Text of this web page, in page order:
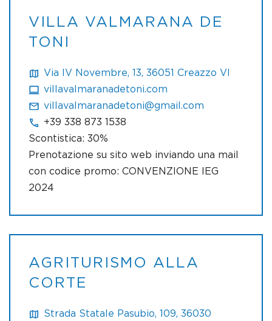
VILLA VALMARANA DE
TONI
Via IV Novembre, 13, 36051 Creazzo VI
villavalmaranadetoni.com
villavalmaranadetoni@gmail.com
+39 338 873 1538
Scontistica: 30%
Prenotazione su sito web inviando una mail
con codice promo: CONVENZIONE IEG
2024
AGRITURISMO ALLA
CORTE
Strada Statale Pasubio, 109, 36030